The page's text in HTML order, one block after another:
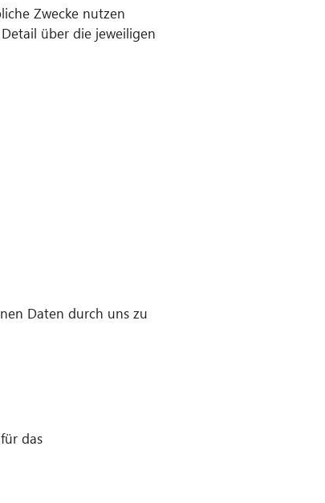
Zwecke nutzen
über die jeweiligen
Daten durch uns zu
das